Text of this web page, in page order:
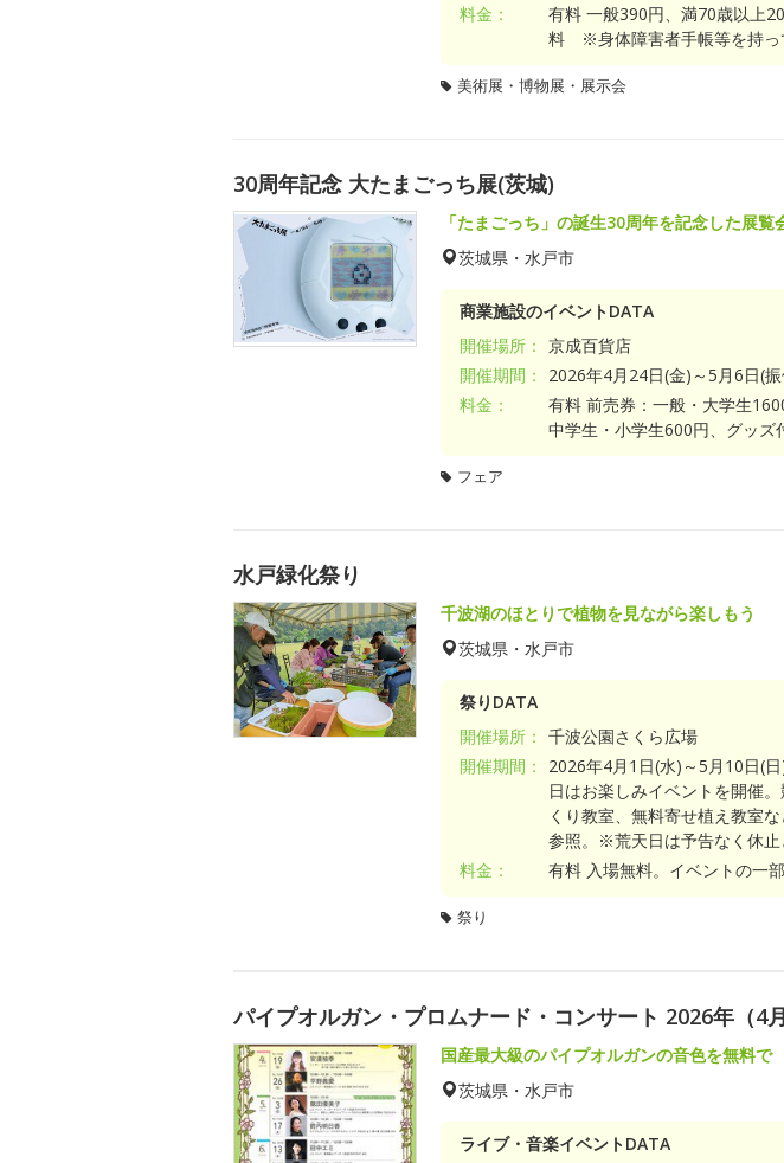
料金：
有料 一般390円、満70歳以上
料 ※身体障害者手帳等を持っ
美術展・博物展・展示会
30周年記念 大たまごっち展(茨城)
「たまごっち」の誕生30周年を記念した展覧
茨城県・水戸市
商業施設のイベントDATA
開催場所： 京成百貨店
開催期間：
2026年4月24日(金)～5月6日(
料金：
有料 前売券：一般・大学生
中学生・小学生600円、グッズ
フェア
水戸緑化祭り
千波湖のほとりで植物を見ながら楽しもう
茨城県・水戸市
祭りDATA
開催場所： 千波公園さくら広場
開催期間：
2026年4月1日(水)～5月10日(
日はお楽しみイベントを開催
くり教室、無料寄せ植え教室
参照。※荒天日は予告なく休止
料金：
有料 入場無料。イベントの一部
祭り
パイプオルガン・プロムナード・コンサート 2026年（4月
国産最大級のパイプオルガンの音色を無料で
茨城県・水戸市
ライブ・音楽イベントDATA